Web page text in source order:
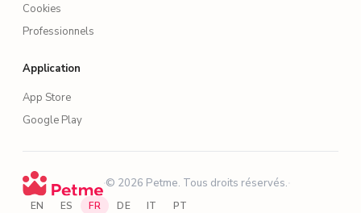
Cookies
Professionnels
Application
App Store
Google Play
·© 2026 Petme. Tous droits réservés.·
EN ES FR DE IT PT